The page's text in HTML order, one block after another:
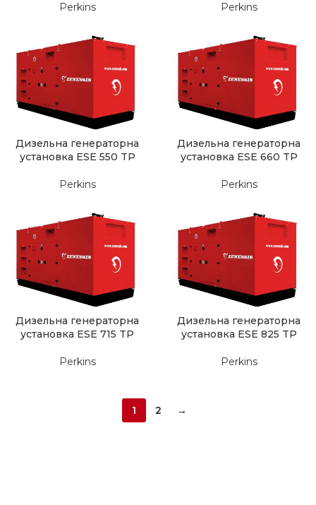
Perkins Perkins
Дизельна генераторна
установка ESE 550 TP
Perkins
Дизельна генераторна
установка ESE 660 TP
Perkins
Дизельна генераторна
установка ESE 715 TP
Perkins
Дизельна генераторна
установка ESE 825 TP
Perkins
1 2 →